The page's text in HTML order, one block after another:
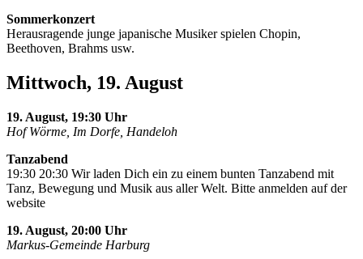
Sommerkonzert
Herausragende junge japanische Musiker spielen Chopin,
Beethoven, Brahms usw.
Mittwoch, 19. August
19. August, 19:30 Uhr
Hof Wörme, Im Dorfe, Handeloh
Tanzabend
19:30 20:30 Wir laden Dich ein zu einem bunten Tanzabend mit
Tanz, Bewegung und Musik aus aller Welt. Bitte anmelden auf der
website
19. August, 20:00 Uhr
Markus-Gemeinde Harburg